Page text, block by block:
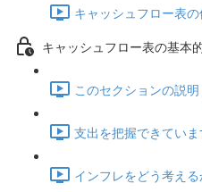
キャッシュフロー表
キャッシュフロー表の基本
このセクションの説
支出を把握できてい
インフレをどう考え